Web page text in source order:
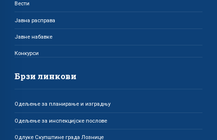
Вести
Јавна расправа
Јавне набавке
Конкурси
Брзи линкови
Одељење за планирање и изградњу
Одељење за инспекцијске послове
Одлуке Скупштине града Лознице